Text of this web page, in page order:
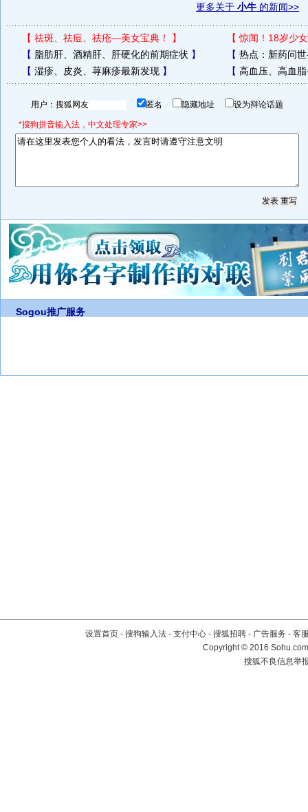
更多关于 小牛 的新闻>>
【 祛斑、祛痘、祛疮—美女宝典！ 】 【惊闻！18岁少
【 脂肪肝、酒精肝、肝硬化的前期症状 】 【 热点：新药问
【 湿疹、皮炎、荨麻疹最新发现】 【 高血压、高血
用户： 匿名 隐藏地址 设为辩论话题
*搜狗拼音输入法，中文处理专家>>
Sogou推广服务
设置首页 - 搜狗输入法 - 支付中心 - 搜狐招聘 - 广告服务 - 客
Copyright©2016
搜狐不良信息举